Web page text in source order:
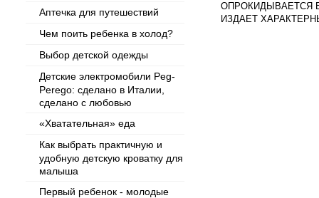
Аптечка для путешествий
Чем поить ребенка в холод?
Выбор детской одежды
Детские электромобили Peg-
Perego: сделано в Италии,
сделано с любовью
«Хватательная» еда
Как выбрать практичную и
удобную детскую кроватку для
малыша
Первый ребенок - молодые
ОПРОКИДЫВАЕТСЯ
ИЗДАЕТ